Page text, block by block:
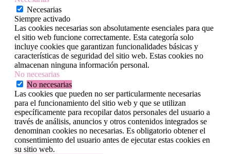
Necesarias
Siempre activado
Las cookies necesarias son absolutamente esenciales para que
el sitio web funcione correctamente. Esta categoría solo
incluye cookies que garantizan funcionalidades básicas y
características de seguridad del sitio web. Estas cookies no
almacenan ninguna información personal.
No necesarias
No necesarias
Las cookies que pueden no ser particularmente necesarias
para el funcionamiento del sitio web y que se utilizan
específicamente para recopilar datos personales del usuario a
través de análisis, anuncios y otros contenidos integrados se
denominan cookies no necesarias. Es obligatorio obtener el
consentimiento del usuario antes de ejecutar estas cookies en
su sitio web.